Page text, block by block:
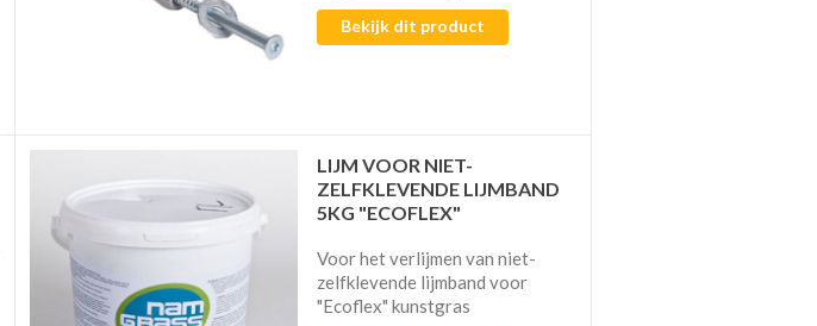
Bekijk dit product
LIJM VOOR NIET-
ZELFKLEVENDE LIJMBAND
5KG "ECOFLEX"
Voor het verlijmen van niet-
zelfklevende lijmband voor
"Ecoflex" kunstgras